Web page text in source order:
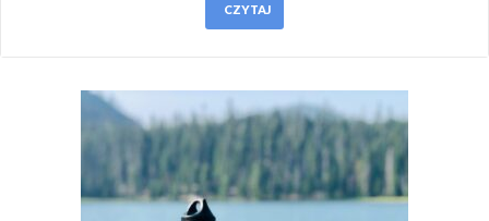
CZYTAJ